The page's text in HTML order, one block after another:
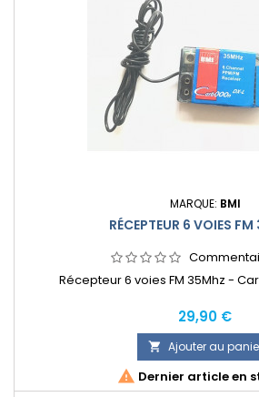
MARQUE: BMI
RÉCEPTEUR 6 VOIES
Récepteur 6 voies FM 35Mhz -
Prix
29,90 €
 Ajouter au
 Dernier article en